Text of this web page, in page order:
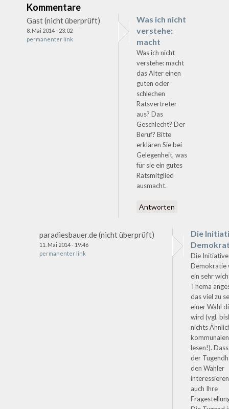
Kommentare
Gast (nicht überprüft)
8. Mai 2014 - 23:02
permanenter link
Was ich nicht
verstehe:
macht
Was ich nicht
verstehe: macht
das Alter einen
guten oder
schlechen
Ratsvertreter
aus? Das
Geschlecht? Der
Beruf? Bitte
erklären Sie bei
Gelegenheit, was
für sie ein gutes
Ratsmitglied
ausmacht.
Antworten
paradiesbauer.de (nicht überprüft)
11. Mai 2014 - 19:46
permanenter link
Die
Die Initiative
Demokratie
ein sehr
Thema
das viel zu
einer Wahl
wird (vgl.
nichts
lesen!).
der
den Wähler
auch Ihre